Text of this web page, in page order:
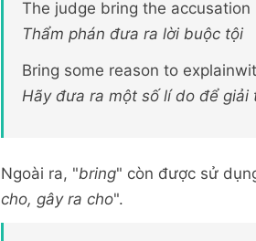
The judge bring the accusation
Thẩm phán đưa ra lời buộc tội
Bring some reason to
Hãy đưa ra một số lí do để giải
Ngoài ra, "bring" còn được sử
cho, gây ra cho".